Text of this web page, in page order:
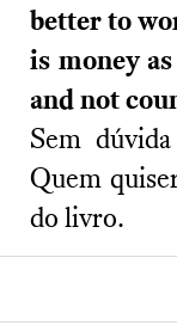
better to
is money
and not
Sem
Quem
do livro.